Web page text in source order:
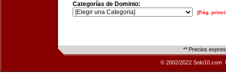
Categorías de Dominio:
[Pág.
** Precios
© 2002/2022 Solo10.com